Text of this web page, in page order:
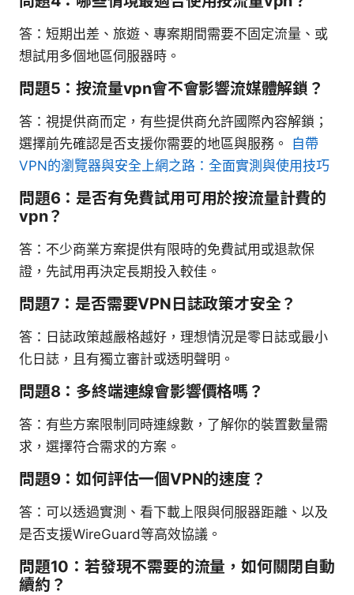
答：短期出差、旅遊、專案期間需要不固定流量、或
想試用多個地區伺服器時。
問題5：按流量vpn會不會影響流媒體解鎖？
答：視提供商而定，有些提供商允許國際內容解鎖；
選擇前先確認是否支援你需要的地區與服務。 自帶
VPN的瀏覽器與安全上網之路：全面實測與使用技巧
問題6：是否有免費試用可用於按流量計費的
vpn？
答：不少商業方案提供有限時的免費試用或退款保
證，先試用再決定長期投入較佳。
問題7：是否需要VPN日誌政策才安全？
答：日誌政策越嚴格越好，理想情況是零日誌或最小
化日誌，且有獨立審計或透明聲明。
問題8：多終端連線會影響價格嗎？
答：有些方案限制同時連線數，了解你的裝置數量需
求，選擇符合需求的方案。
問題9：如何評估一個VPN的速度？
答：可以透過實測、看下載上限與伺服器距離、以及
是否支援WireGuard等高效協議。
問題10：若發現不需要的流量，如何關閉自動
續約？